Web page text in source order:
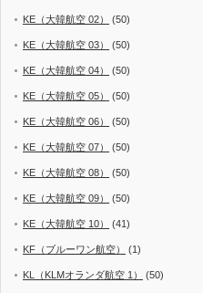
KE（大韓航空 02） (50)
KE（大韓航空 03） (50)
KE（大韓航空 04） (50)
KE（大韓航空 05） (50)
KE（大韓航空 06） (50)
KE（大韓航空 07） (50)
KE（大韓航空 08） (50)
KE（大韓航空 09） (50)
KE（大韓航空 10） (41)
KF（ブルーワン航空） (1)
KL（KLMオランダ航空 1） (50)